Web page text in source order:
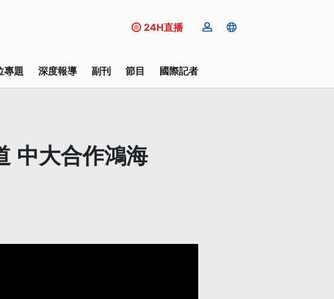
24H直播
專題 深度報導 副刊 節目 國際記者
中大合作鴻海